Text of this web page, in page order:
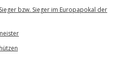
bzw. Sieger im Europapokal der